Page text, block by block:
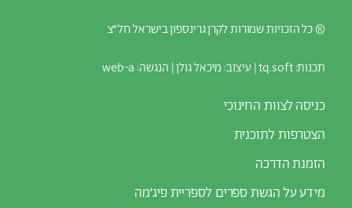
® כל הזכויות שמורות לקרן גרינספון בישראל חל״צ
תכנות: tq.soft | עיצוב:מיכאל גולן| הנגשה:web-a
כניסה לצוות החינוכי
הצטרפות לתוכנית
הזמנת הדרכה
מידע על הגשת ספרים לספריית פיג׳מה